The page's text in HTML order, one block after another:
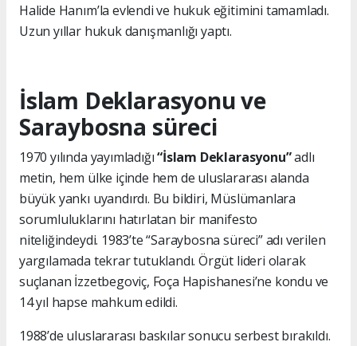
Halide Hanım’la evlendi ve hukuk eğitimini tamamladı.
Uzun yıllar hukuk danışmanlığı yaptı.
İslam Deklarasyonu ve
Saraybosna süreci
1970 yılında yayımladığı“İslam Deklarasyonu”adlı
metin, hem ülke içinde hem de uluslararası alanda
büyük yankı uyandırdı. Bu bildiri, Müslümanlara
sorumluluklarını hatırlatan bir manifesto
niteliğindeydi. 1983’te “Saraybosna süreci” adı verilen
yargılamada tekrar tutuklandı. Örgüt lideri olarak
suçlanan İzzetbegoviç, Foça Hapishanesi’ne kondu ve
14 yıl hapse mahkum edildi.
1988’de uluslararası baskılar sonucu serbest bırakıldı.